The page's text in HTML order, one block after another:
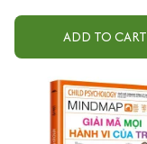
ADD TO CART